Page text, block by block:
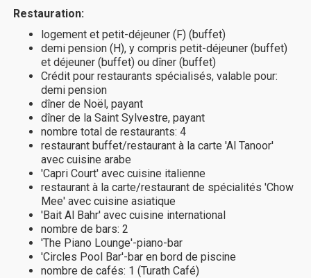
Restauration:
logement et petit-déjeuner (F) (buffet)
demi pension (H), y compris petit-déjeuner (buffet)
et déjeuner (buffet) ou dîner (buffet)
Crédit pour restaurants spécialisés, valable pour:
demi pension
dîner de Noël, payant
dîner de la Saint Sylvestre, payant
nombre total de restaurants: 4
restaurant buffet/restaurant à la carte 'Al Tanoor'
avec cuisine arabe
'Capri Court' avec cuisine italienne
restaurant à la carte/restaurant de spécialités 'Chow
Mee' avec cuisine asiatique
'Bait Al Bahr' avec cuisine international
nombre de bars: 2
'The Piano Lounge'-piano-bar
'Circles Pool Bar'-bar en bord de piscine
nombre de cafés: 1 (Turath Café)